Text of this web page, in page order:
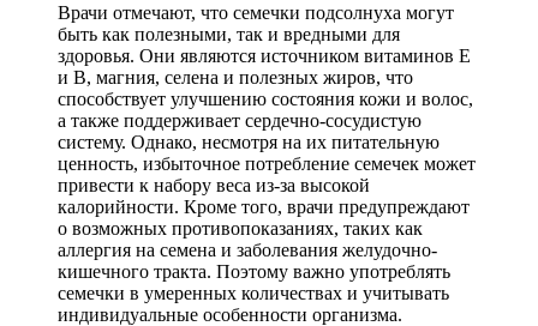
Врачи отмечают, что семечки подсолнуха могут
быть как полезными, так и вредными для
здоровья. Они являются источником витаминов E
и B, магния, селена и полезных жиров, что
способствует улучшению состояния кожи и волос,
а также поддерживает сердечно-сосудистую
систему. Однако, несмотря на их питательную
ценность, избыточное потребление семечек может
привести к набору веса из-за высокой
калорийности. Кроме того, врачи предупреждают
о возможных противопоказаниях, таких как
аллергия на семена и заболевания желудочно-
кишечного тракта. Поэтому важно употреблять
семечки в умеренных количествах и учитывать
индивидуальные особенности организма.